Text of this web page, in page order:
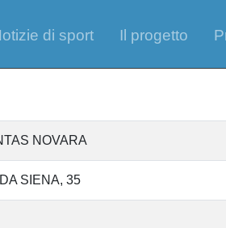
di sport Il progetto
NOVARA
SIENA, 35